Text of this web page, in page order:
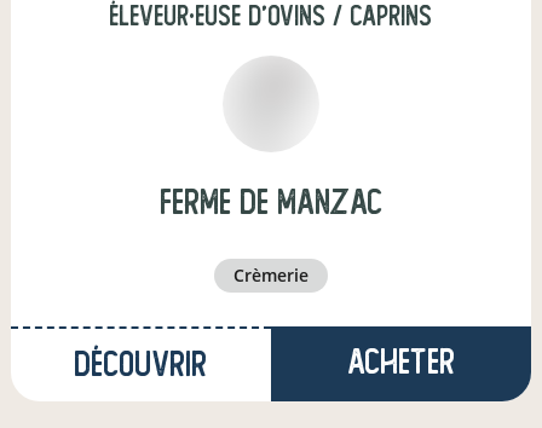
éleveur·euse d'ovins / caprins
Ferme de Manzac
crèmerie
Découvrir Acheter